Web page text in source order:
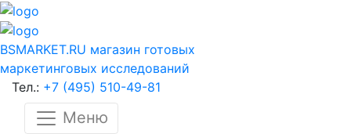
BSMARKET.RU магазин готовых
маркетинговых исследований
Тел.: +7 (495) 510-49-81
Меню